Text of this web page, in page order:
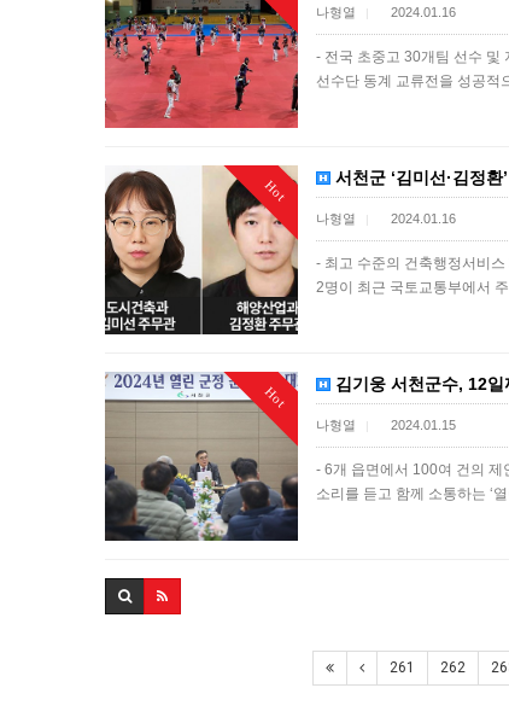
나형열 | 2024.01.16
- 전국 초중고 30개팀 선수 및
선수단 동계 교류전을 성공
Hot 서천군 ‘김미선·김정환
나형열 | 2024.01.16
- 최고 수준의 건축행정서비
2명이 최근 국토교통부에서
Hot 김기웅 서천군수, 12일
나형열 | 2024.01.15
- 6개 읍면에서 100여 건의 제
소리를 듣고 함께 소통하는 ‘
261 262